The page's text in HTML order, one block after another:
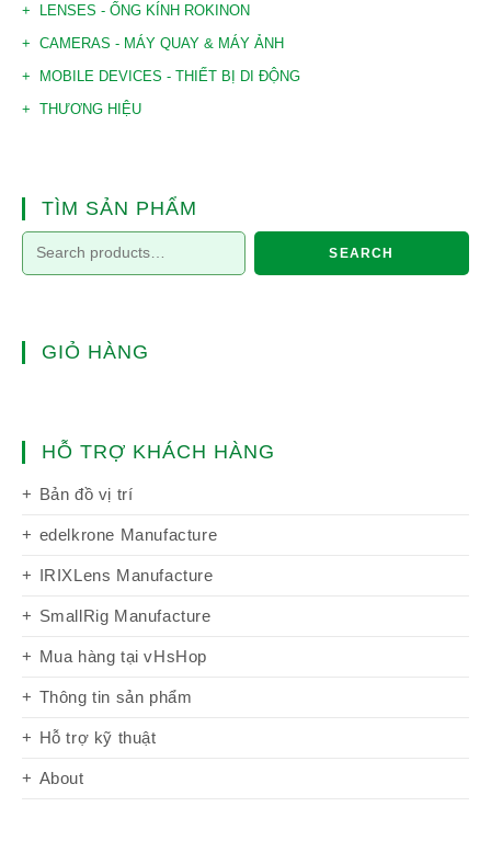
LENSES - ỐNG KÍNH ROKINON
CAMERAS - MÁY QUAY & MÁY ẢNH
MOBILE DEVICES - THIẾT BỊ DI ĐỘNG
THƯƠNG HIỆU
TÌM SẢN PHẨM
SEARCH
GIỎ HÀNG
HỖ TRỢ KHÁCH HÀNG
Bản đồ vị trí
edelkrone Manufacture
IRIXLens Manufacture
SmallRig Manufacture
Mua hàng tại vHsHop
Thông tin sản phẩm
Hỗ trợ kỹ thuật
About